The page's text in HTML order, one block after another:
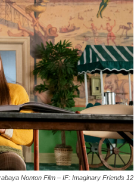
Nonton Film – IF: Imaginary Friends 12